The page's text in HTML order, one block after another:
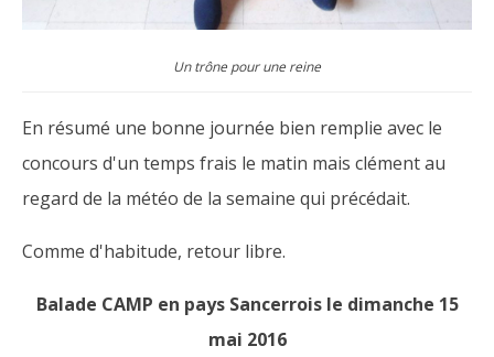
Un trône pour une reine
En résumé une bonne journée bien remplie avec le
concours d'un temps frais le matin mais clément au
regard de la météo de la semaine qui précédait.
Comme d'habitude, retour libre.
Balade CAMP en pays Sancerrois le dimanche 15
mai 2016